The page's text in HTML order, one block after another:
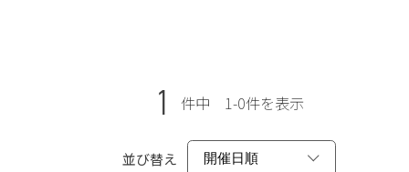
1 件中 1-0件を表示
並び替え